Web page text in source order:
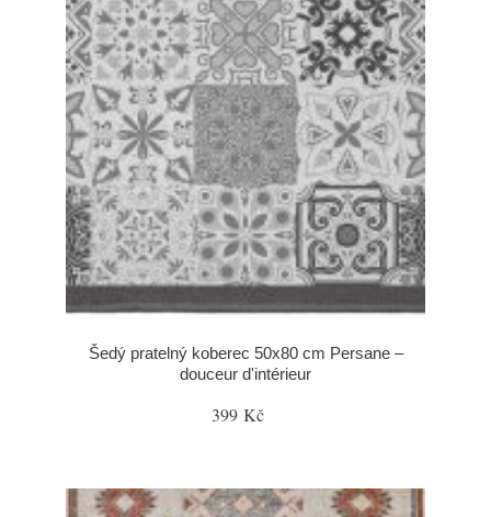
Šedý pratelný koberec 50x80 cm Persane –
douceur d'intérieur
399 Kč